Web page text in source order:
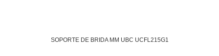
SOPORTE DE BRIDA MM UBC UCFL215G1